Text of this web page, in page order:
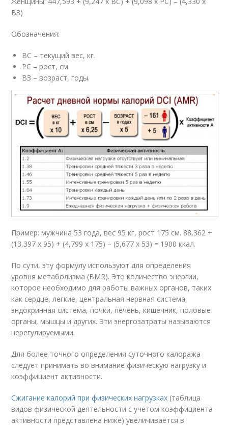
ВЗ)
Обозначения:
ВС – текущий вес, кг.
РС – рост, см.
ВЗ – возраст, годы.
Пример: мужчина 53 года, вес 95 кг, рост 175 см. 88,362 +
(13,397 х 95) + (4,799 х 175) – (5,677 х 53) = 1900 ккал.
По сути, эту формулу используют для определения
уровня метаболизма (BMR). Это количество энергии,
которое необходимо для работы важных органов, таких
как сердце, легкие, центральная нервная система,
эндокринная система, почки, печень, кишечник, половые
органы, мышцы и других. Эти энергозатраты называются
нерегулируемыми.
Для более точного определения суточного калоража
следует принимать во внимание физическую нагрузку и
коэффициент активности.
Сжигание калорий при физических нагрузках (таблица
видов физической деятельности с учетом коэффициента
активности представлена ниже) увеличивается в